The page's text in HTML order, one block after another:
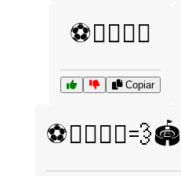
⚽🏃‍♂️🏃‍♀️
Copiar
⚽🏃‍♂️🏃‍♀️💨🏟️